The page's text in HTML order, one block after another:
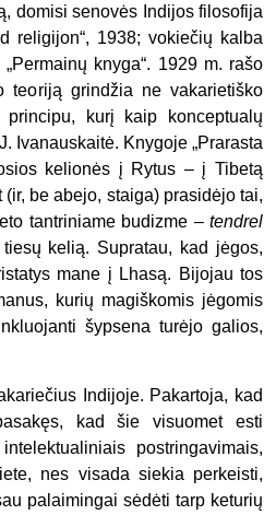
domisi senovės Indijos filosofija
religijon“, 1938; vokiečių kalba
knyga“. 1929 m. rašo
teoriją grindžia ne vakarietiško
principu, kurį kaip konceptualų
Ivanauskaitė. Knygoje „Prarasta
kelionės į Rytus – į Tibetą
be abejo, staiga) prasidėjo tai,
tantriniame budizme – tendrel
kelią. Supratau, kad jėgos,
mane į Lhasą. Bijojau tos
kurių magiškomis jėgomis
šypsena turėjo galios,
Indijoje. Pakartoja, kad
kad šie visuomet esti
postringavimais,
nes visada siekia perkeisti,
palaimingai sėdėti tarp keturių